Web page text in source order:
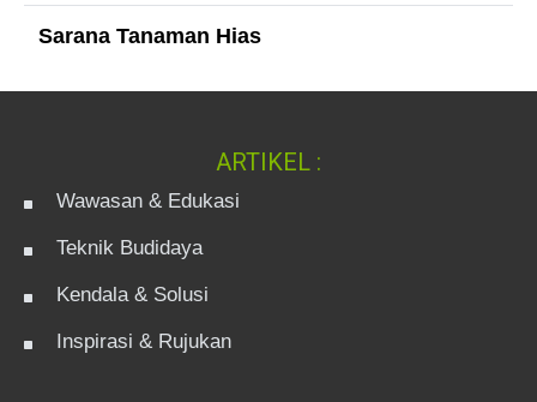
Sarana Tanaman Hias
ARTIKEL :
Wawasan & Edukasi
Teknik Budidaya
Kendala & Solusi
Inspirasi & Rujukan